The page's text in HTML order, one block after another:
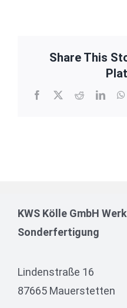
Share This
Facebook
TwitterReddit
KWS Kölle GmbH
Sonderfertigung
Lindenstraße 16
87665 Mauerstetten